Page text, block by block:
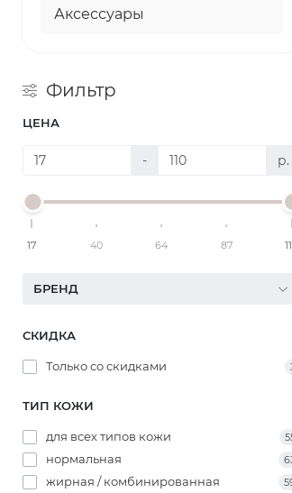
Аксессуары
Фильтр
ЦЕНА
- р.
17 40 64 87
БРЕНД
СКИДКА
Только со cкидками
ТИП КОЖИ
для всех типов кожи
нормальная
жирная / комбинированная